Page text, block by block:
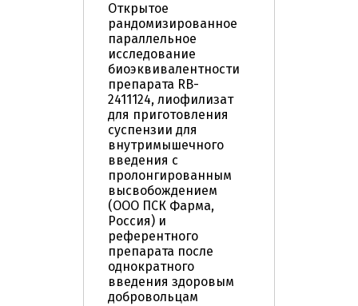
Открытое
рандомизированное
параллельное
исследование
биоэквивалентности
препарата RB-
2411124, лиофилизат
для приготовления
суспензии для
внутримышечного
введения с
пролонгированным
высвобождением
(ООО ПСК Фарма,
Россия) и
референтного
препарата после
однократного
введения здоровым
добровольцам